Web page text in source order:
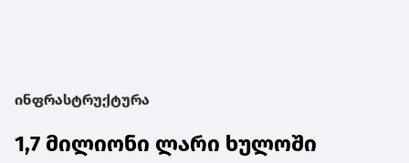
ინფრასტრუქტურა
1,7 მილიონი ლარი ხულოში